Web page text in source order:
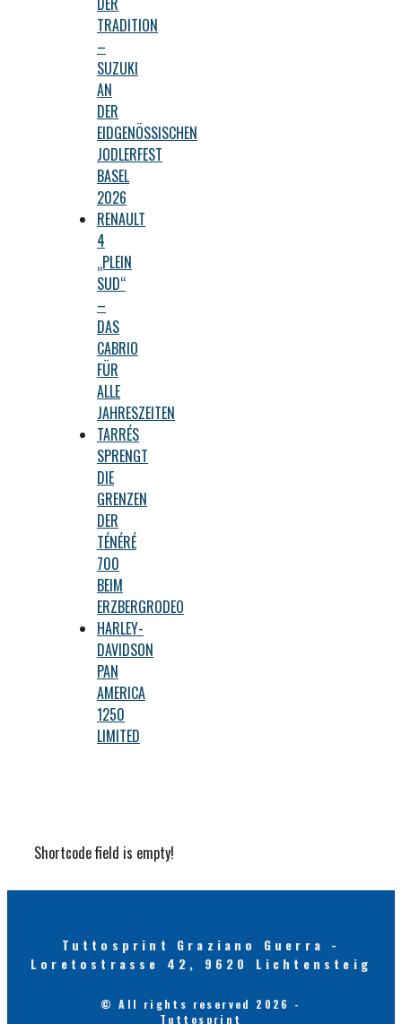
TRADITION
–
SUZUKI
AN
DER
EIDGENÖSSISCHEN
JODLERFEST
BASEL
2026
RENAULT
4
„PLEIN
SUD“
–
DAS
CABRIO
FÜR
ALLE
JAHRESZEITEN
TARRÉS
SPRENGT
DIE
GRENZEN
DER
TÉNÉRÉ
700
BEIM
ERZBERGRODEO
HARLEY-
DAVIDSON
PAN
AMERICA
1250
LIMITED
Shortcode field is empty!
Tuttosprint Graziano Guerra -
Loretostrasse 42, 9620 Lichtensteig
© All rights reserved 2026 -
Tuttosprint